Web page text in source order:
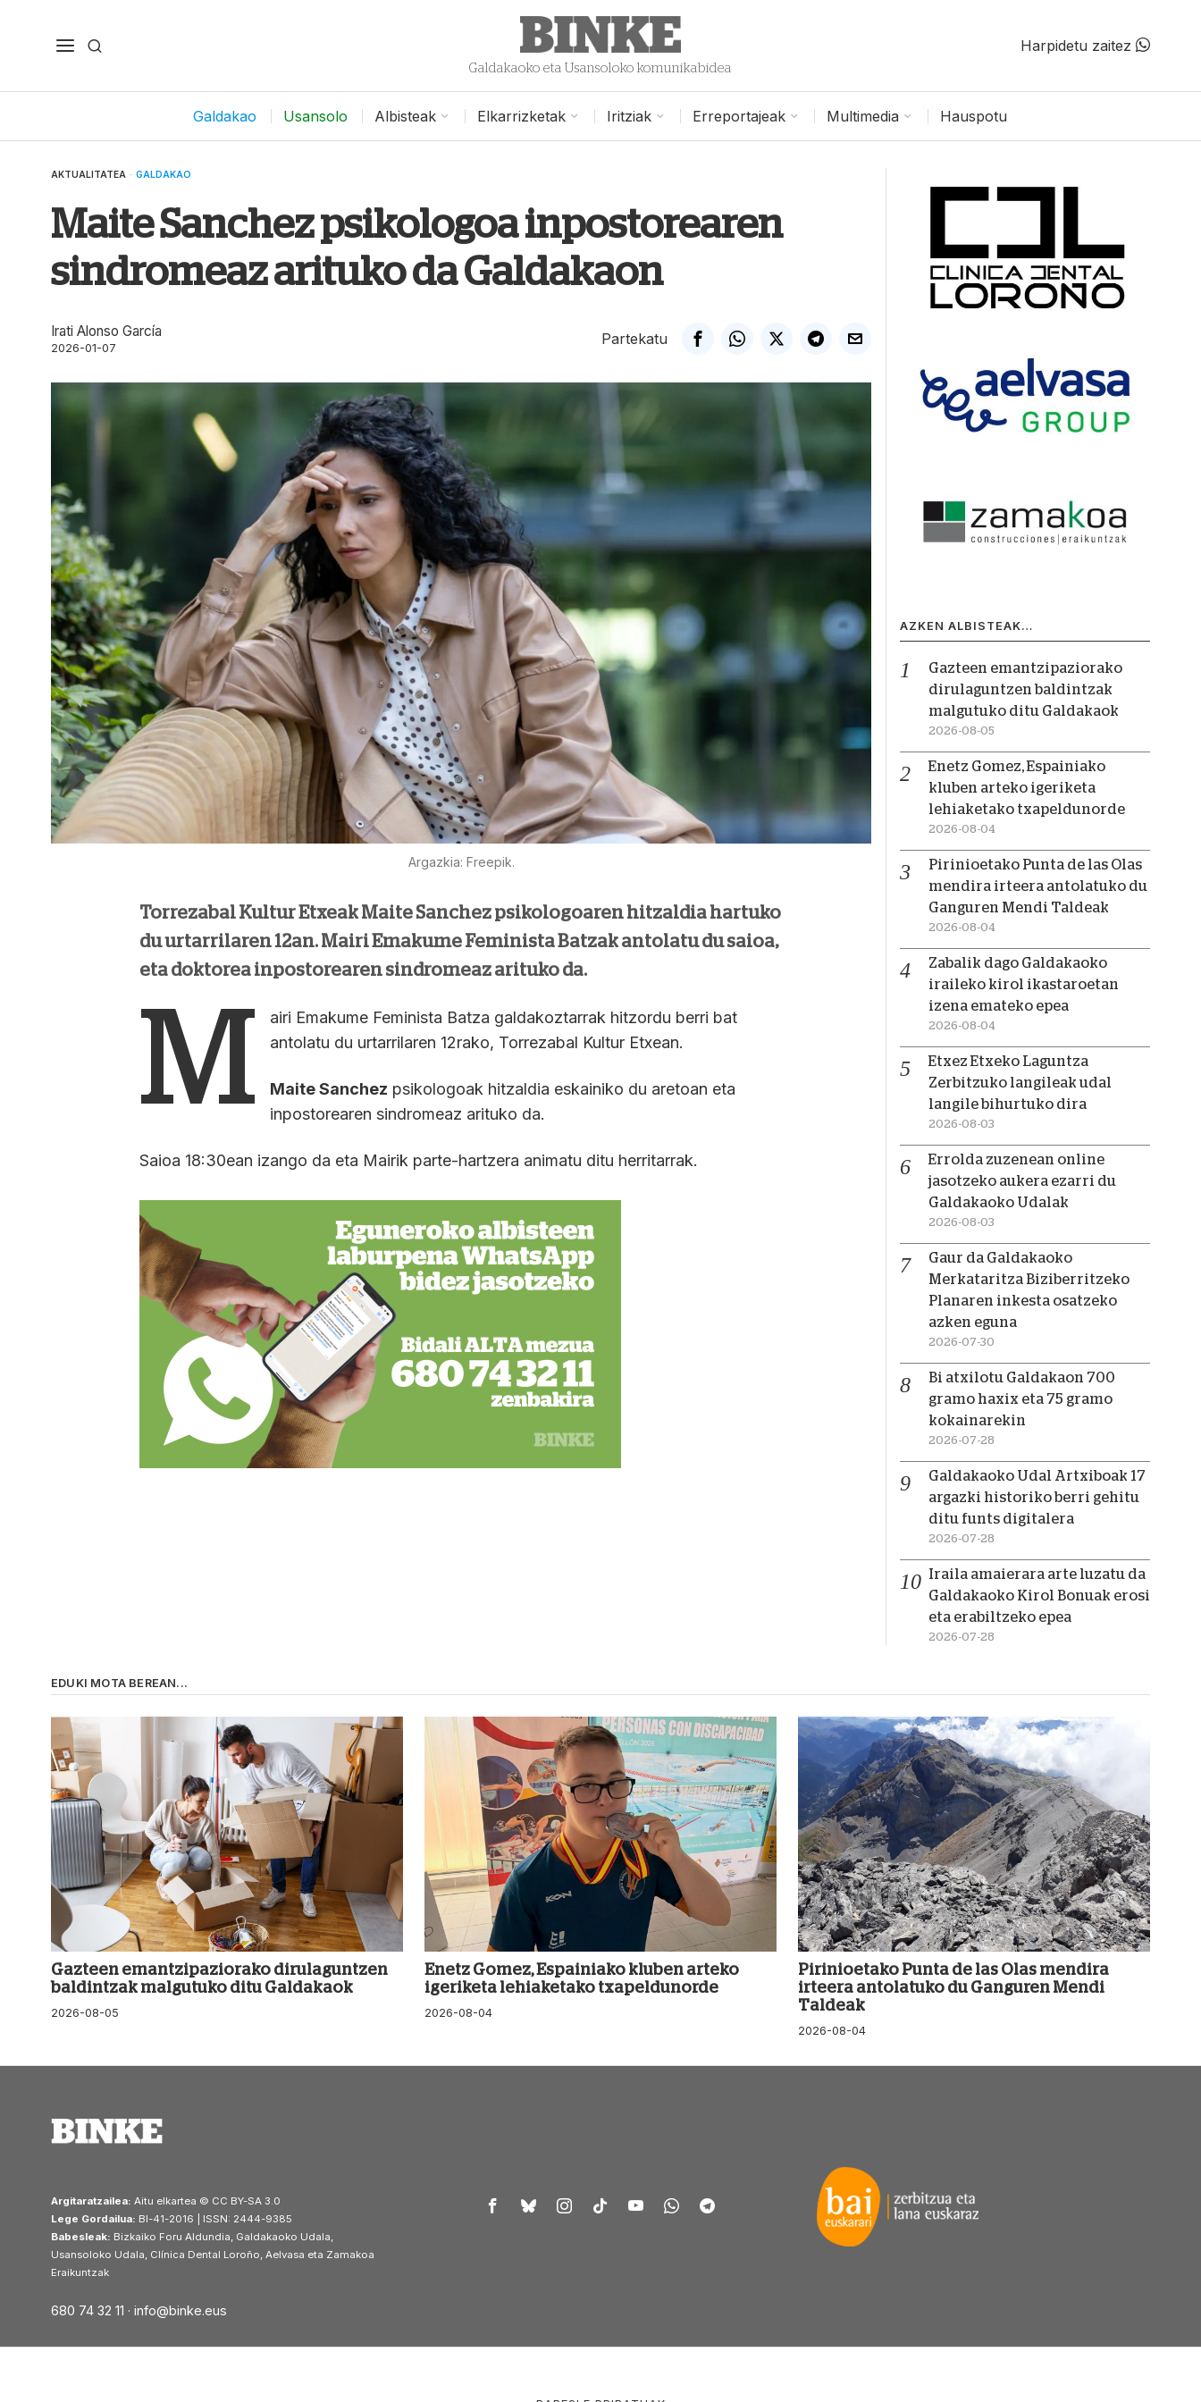
Galdakaoko eta Usansoloko komunikabidea
Harpidetu zaitez
Galdakao Usansolo Albisteak Elkarrizketak Iritziak Erreportajeak Multimedia Hauspotu
AKTUALITATEA · GALDAKAO
Maite Sanchez psikologoa inpostorearen
sindromeaz arituko da Galdakaon
Irati Alonso García
2026-01-07
Partekatu
Argazkia: Freepik.
Torrezabal Kultur Etxeak Maite Sanchez psikologoaren hitzaldia hartuko
du urtarrilaren 12an. Mairi Emakume Feminista Batzak antolatu du saioa,
eta doktorea inpostorearen sindromeaz arituko da.
M
airi Emakume Feminista Batza galdakoztarrak hitzordu berri bat
antolatu du urtarrilaren 12rako, Torrezabal Kultur Etxean.
Maite Sanchez psikologoak hitzaldia eskainiko du aretoan eta
inpostorearen sindromeaz arituko da.
Saioa 18:30ean izango da eta Mairik parte-hartzera animatu ditu herritarrak.
AZKEN ALBISTEAK…
Gazteen emantzipaziorako
dirulaguntzen baldintzak
malgutuko ditu Galdakaok
2026-08-05
Enetz Gomez, Espainiako
kluben arteko igeriketa
lehiaketako txapeldunorde
2026-08-04
Pirinioetako Punta de las Olas
mendira irteera antolatuko du
Ganguren Mendi Taldeak
2026-08-04
Zabalik dago Galdakaoko
iraileko kirol ikastaroetan
izena emateko epea
2026-08-04
Etxez Etxeko Laguntza
Zerbitzuko langileak udal
langile bihurtuko dira
2026-08-03
Errolda zuzenean online
jasotzeko aukera ezarri du
Galdakaoko Udalak
2026-08-03
Gaur da Galdakaoko
Merkataritza Biziberritzeko
Planaren inkesta osatzeko
azken eguna
2026-07-30
Bi atxilotu Galdakaon 700
gramo haxix eta 75 gramo
kokainarekin
2026-07-28
Galdakaoko Udal Artxiboak 17
argazki historiko berri gehitu
ditu funts digitalera
2026-07-28
Iraila amaierara arte luzatu da
Galdakaoko Kirol Bonuak erosi
eta erabiltzeko epea
2026-07-28
EDUKI MOTA BEREAN...
Gazteen emantzipaziorako dirulaguntzen
baldintzak malgutuko ditu Galdakaok
2026-08-05
Enetz Gomez, Espainiako kluben arteko
igeriketa lehiaketako txapeldunorde
2026-08-04
Pirinioetako Punta de las Olas mendira
irteera antolatuko du Ganguren Mendi
Taldeak
2026-08-04
Argitaratzailea: Aitu elkartea © CC BY-SA 3.0
Lege Gordailua: BI-41-2016 | ISSN: 2444-9385
Babesleak: Bizkaiko Foru Aldundia, Galdakaoko Udala,
Usansoloko Udala, Clínica Dental Loroño, Aelvasa eta Zamakoa
Eraikuntzak
680 74 32 11 · info@binke.eus